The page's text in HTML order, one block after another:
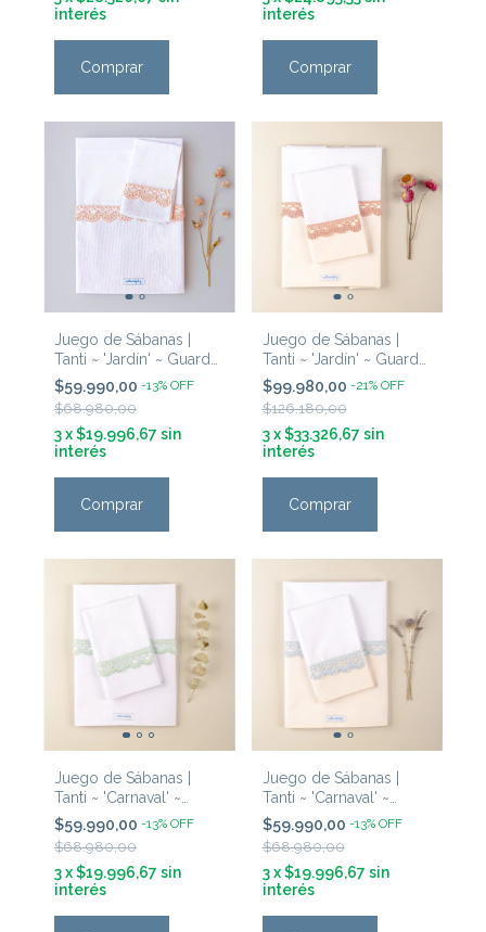
interés
Comprar
interés
Comprar
Juego de Sábanas |
Tanti ~ 'Jardín' ~ Guarda
Blanca & Puntilla Rosa
Viejo
$59.990,00 -13% OFF
$68.980,00
3x$19.996,67 sin
interés
Comprar
Juego de Sábanas |
Tanti ~ 'Jardín' ~ Guarda
Natural & Puntilla Rosa
Intenso
$99.980,00 -21% OFF
$126.180,00
3 x$33.326,67 sin
interés
Comprar
Juego de Sábanas |
Tanti ~ 'Carnaval' ~
Guarda Blanca &
Puntilla Menta
$59.990,00 -13% OFF
$68.980,00
3x$19.996,67 sin
interés
Juego de Sábanas |
Tanti ~ 'Carnaval' ~
Guarda Cruda & Puntilla
Celeste
$59.990,00 -13% OFF
$68.980,00
3 x$19.996,67 sin
interés